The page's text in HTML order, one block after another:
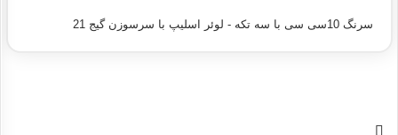
سرنگ 10سی سی با سه تکه - لوئر اسلیپ با سرسوزن‌ گیج 21